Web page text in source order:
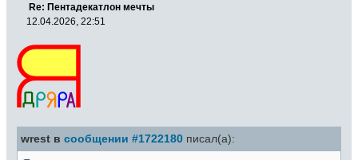
Re: Пентадекатлон мечты
12.04.2026, 22:51
wrest в сообщении #1722180 писал(а):